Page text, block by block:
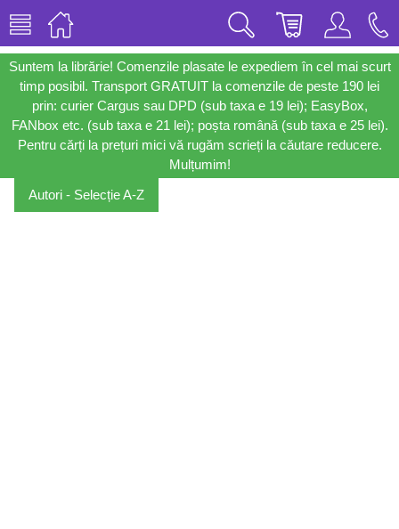
Suntem la librărie! Comenzile plasate le expediem în cel mai scurt
timp posibil. Transport GRATUIT la comenzile de peste 190 lei
prin: curier Cargus sau DPD (sub taxa e 19 lei); EasyBox,
FANbox etc. (sub taxa e 21 lei); poșta română (sub taxa e 25 lei).
Pentru cărți la prețuri mici vă rugăm scrieți la căutare reducere.
Mulțumim!
Autori - Selecție A-Z